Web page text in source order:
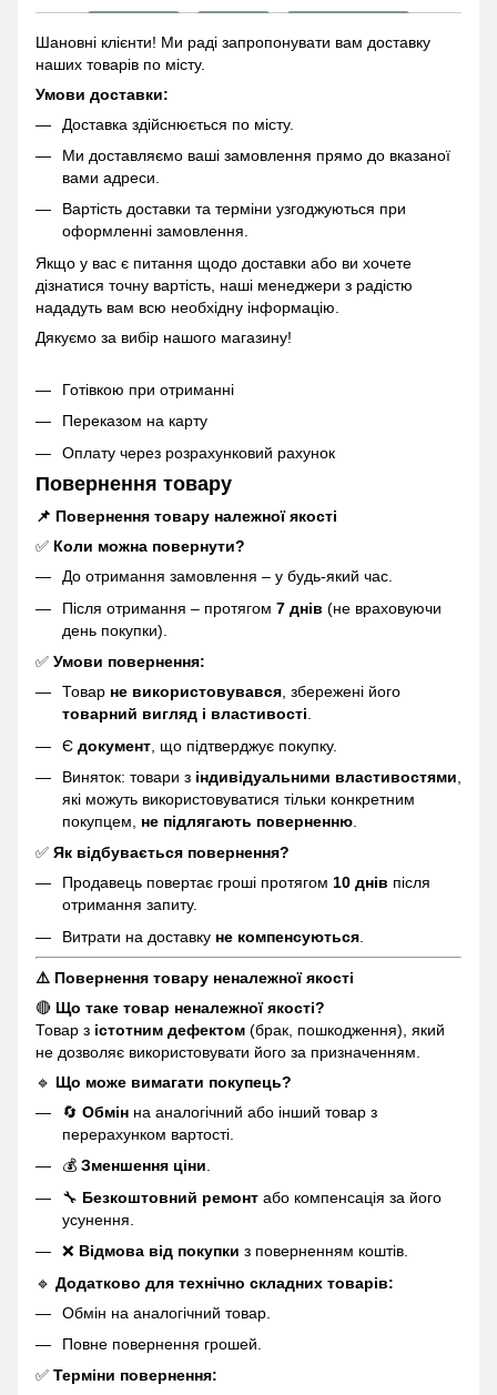
Шановні клієнти! Ми раді запропонувати вам доставку
наших товарів по місту.
Умови доставки:
Доставка здійснюється по місту.
Ми доставляємо ваші замовлення прямо до вказаної
вами адреси.
Вартість доставки та терміни узгоджуються при
оформленні замовлення.
Якщо у вас є питання щодо доставки або ви хочете
дізнатися точну вартість, наші менеджери з радістю
нададуть вам всю необхідну інформацію.
Дякуємо за вибір нашого магазину!
Готівкою при отриманні
Переказом на карту
Оплату через розрахунковий рахунок
Повернення товару
📌 Повернення товару належної якості
✅ Коли можна повернути?
До отримання замовлення – у будь-який час.
Після отримання – протягом 7 днів (не враховуючи
день покупки).
✅ Умови повернення:
Товар не використовувався , збережені його
товарний вигляд і властивості
Є документ , що підтверджує покупку.
Виняток: товари з індивідуальними властивостями
які можуть використовуватися тільки конкретним
покупцем, не підлягають поверненню
✅ Як відбувається повернення?
Продавець повертає гроші протягом 10 днів після
отримання запиту.
Витрати на доставку не компенсуються
⚠️ Повернення товару неналежної якості
🔴 Що таке товар неналежної якості?
Товар з істотним дефектом (брак, пошкодження), який
не дозволяє використовувати його за призначенням.
🔹 Що може вимагати покупець?
🔄 Обмін на аналогічний або інший товар з
перерахунком вартості.
💰 Зменшення ціни.
🔧 Безкоштовний ремонт або компенсація за його
усунення.
❌ Відмова від покупки з поверненням коштів.
🔹 Додатково для технічно складних товарів:
Обмін на аналогічний товар.
Повне повернення грошей.
✅ Терміни повернення: